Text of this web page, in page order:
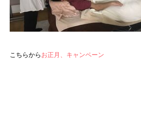
こちらから お正月、キャンペーン